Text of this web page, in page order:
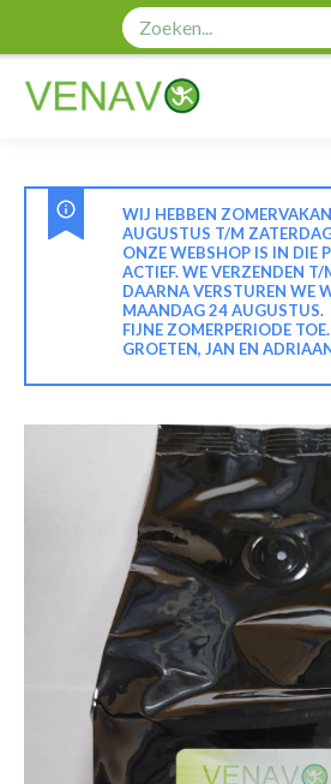
Zoeken:
WIJ HEBBEN
AUGUSTUS T/M
ONZE WEBSHOP IS IN DIE
ACTIEF. WE VERZENDEN
DAARNA VERSTUREN WE
MAANDAG 24 AUGUSTUS.
FIJNE ZOMERPERIODE
GROETEN, JAN EN